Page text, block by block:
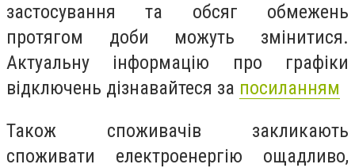
застосування та обсяг обмежень
протягом доби можуть змінитися.
Актуальну інформацію про графіки
відключень дізнавайтеся за посиланням
Також споживачів закликають
споживати електроенергію ощадливо,